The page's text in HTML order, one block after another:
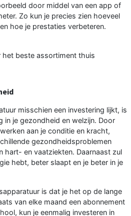
door middel van een app of
Zo kun je precies zien hoeveel
hoe je prestaties verbeteren.
het beste assortiment thuis
misschien een investering lijkt, is
in je gezondheid en welzijn. Door
aan je conditie en kracht,
gezondheidsproblemen
hart- en vaatziekten. Daarnaast zul
hebt, beter slaapt en je beter in je
is dat je het op de lange
van elke maand een abonnement
kun je eenmalig investeren in